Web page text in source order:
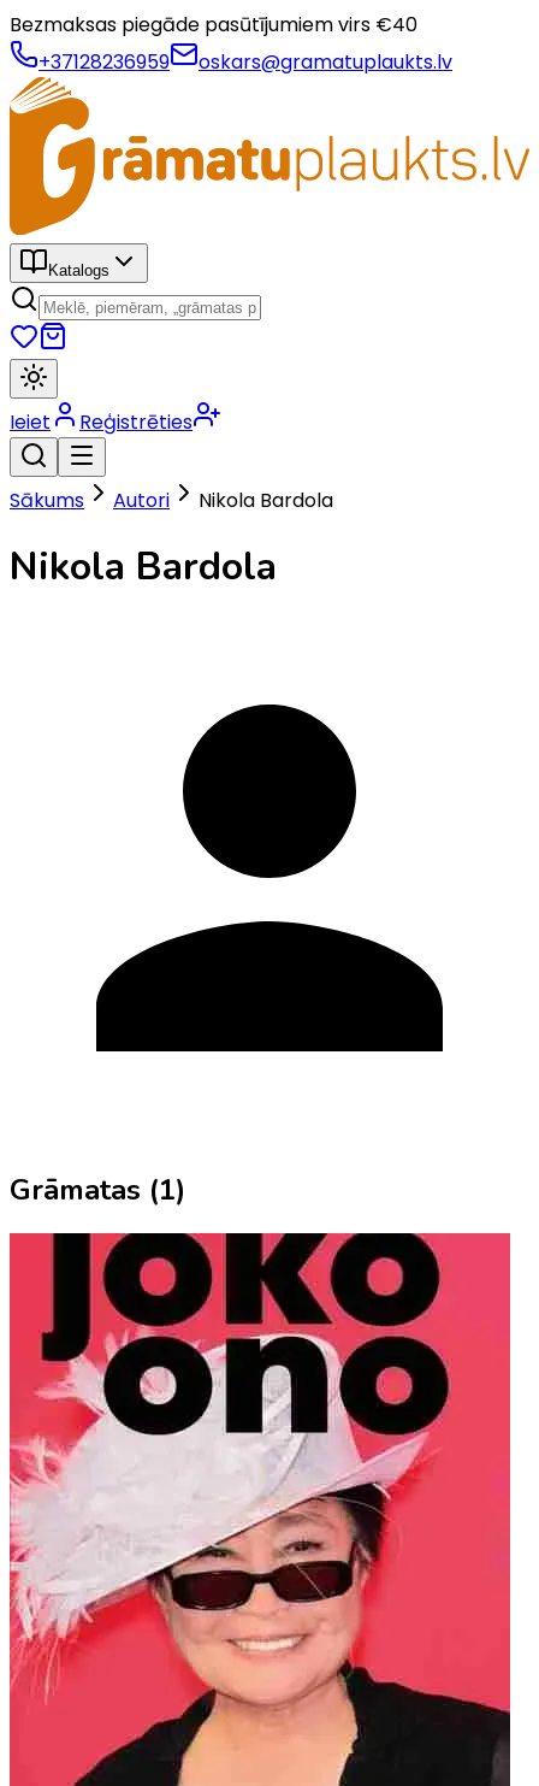
Bezmaksas piegāde pasūtījumiem virs €40
+37128236959
oskars@gramatuplaukts.lv
Katalogs
Ieiet Reģistrēties
Sākums Autori Nikola Bardola
Nikola Bardola
Grāmatas (1)